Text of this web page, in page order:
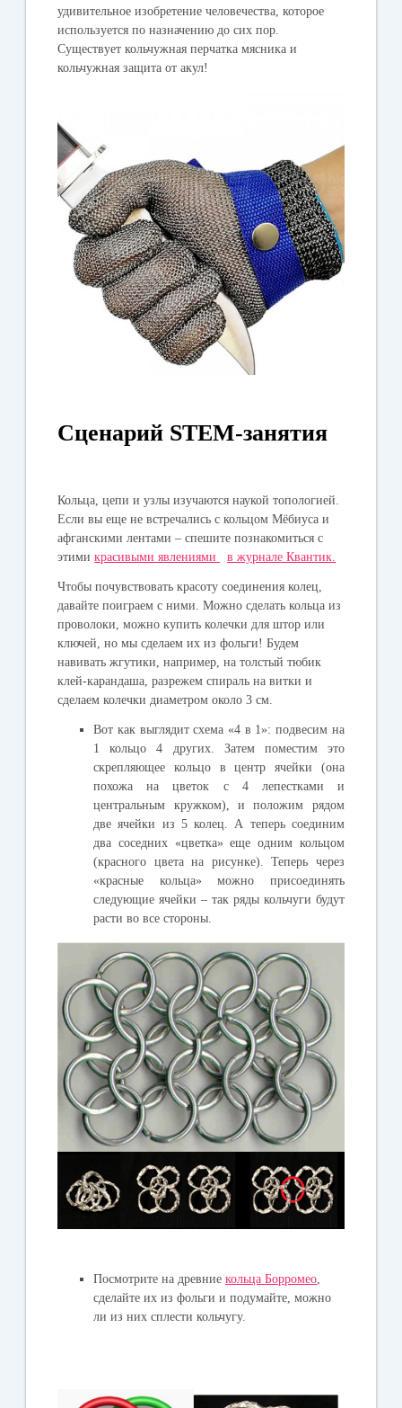
удивительное изобретение человечества, которое
используется по назначению до сих пор.
Существует кольчужная перчатка мясника и
кольчужная защита от акул!
Сценарий STEM-занятия
Кольца, цепи и узлы изучаются наукой топологией.
Если вы еще не встречались с кольцом Мёбиуса и
афганскими лентами – спешите познакомиться с
этимикрасивыми явлениями в журнале Квантик.
Чтобы почувствовать красоту соединения колец,
давайте поиграем с ними. Можно сделать кольца из
проволоки, можно купить колечки для штор или
ключей, но мы сделаем их из фольги! Будем
навивать жгутики, например, на толстый тюбик
клей-карандаша, разрежем спираль на витки и
сделаем колечки диаметром около 3 см.
Вот как выглядит схема «4 в 1»: подвесим на
1 кольцо 4 других. Затем поместим это
скрепляющее кольцо в центр ячейки (она
похожа на цветок с 4 лепестками и
центральным кружком), и положим рядом
две ячейки из 5 колец. А теперь соединим
два соседних «цветка» еще одним кольцом
(красного цвета на рисунке). Теперь через
«красные кольца» можно присоединять
следующие ячейки – так ряды кольчуги будут
расти во все стороны.
Посмотрите на древниекольца Борромео
сделайте их из фольги и подумайте, можно
ли из них сплести кольчугу.